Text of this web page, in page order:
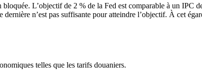
L’objectif de 2 % de la Fed est comparable à un IPC
n’est pas suffisante pour atteindre l’objectif. À cet
telles que les tarifs douaniers.